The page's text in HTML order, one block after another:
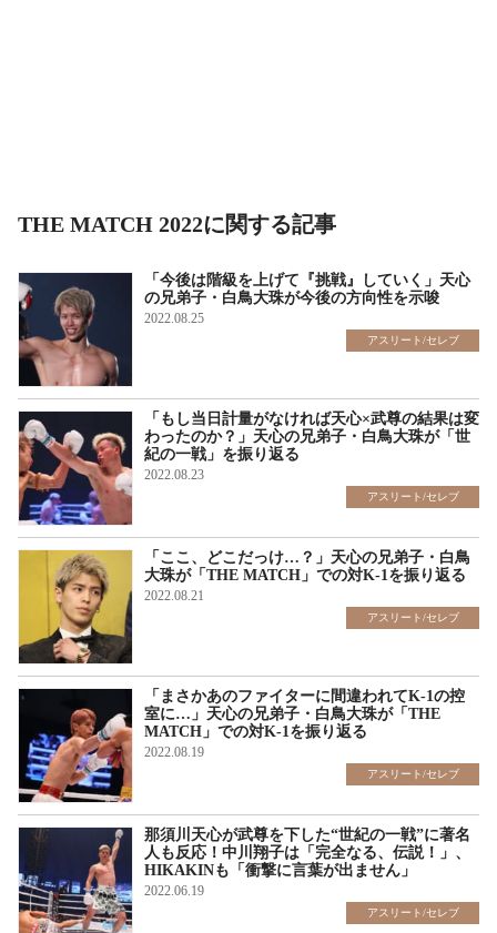
THE MATCH 2022に関する記事
「今後は階級を上げて『挑戦』していく」天心
の兄弟子・白鳥大珠が今後の方向性を示唆
2022.08.25
アスリート/セレブ
「もし当日計量がなければ天心×武尊の結果は変
わったのか？」天心の兄弟子・白鳥大珠が「世
紀の一戦」を振り返る
2022.08.23
アスリート/セレブ
「ここ、どこだっけ…？」天心の兄弟子・白鳥
大珠が「THE MATCH」での対K-1を振り返る
2022.08.21
アスリート/セレブ
「まさかあのファイターに間違われてK-1の控
室に…」天心の兄弟子・白鳥大珠が「THE
MATCH」での対K-1を振り返る
2022.08.19
アスリート/セレブ
那須川天心が武尊を下した“世紀の一戦”に著名
人も反応！中川翔子は「完全なる、伝説！」、
HIKAKINも「衝撃に言葉が出ません」
2022.06.19
アスリート/セレブ